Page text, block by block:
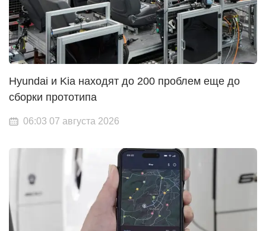
Hyundai и Kia находят до 200 проблем еще до
сборки прототипа
06:03 07 августа 2026